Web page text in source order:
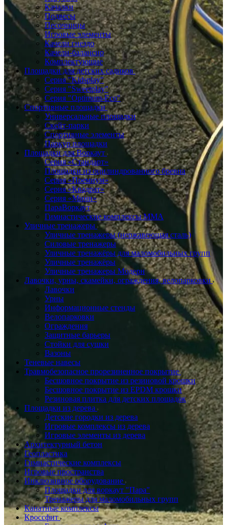
Качалки
Подвесы
Песочницы
Игровые элементы
Качели гнездо
Качели-балансир
Комплектующие
Площадки для детских садиков
Серия "Kidsplay"
Серия "Sweetplay"
Серия "Оptimum-Еco"
Спортивные площадки
Универсальные площадки
Скейт-парки
Спортивные элементы
Паркур площадки
Площадки для Воркаут
Серия «Стандарт»
Площадки из оцилиндрованного бревна
Серия «Премиум»
Серия «Квадрат»
Серия «Мини»
ПараВоркаут
Гимнастические комплексы ММА
Уличные тренажеры
Уличные тренажеры (нержавеющая сталь)
Силовые тренажеры
Уличные тренажёры для маломобильных групп
Уличные тренажёры
Уличные тренажеры Модерн
Лавочки, урны, скамейки, ограждения, велопарковки
Лавочки
Урны
Информационные стенды
Велопарковки
Ограждения
Защитные барьеры
Стойки для сушки
Вазоны
Теневые навесы
Травмобезопасное прорезиненное покрытие
Бесшовное покрытие из резиновой крошки
Бесшовное покрытие из EPDM крошки
Резиновая плитка для детских площадок
Площадки из дерева
Детские городки из дерева
Игровые комплексы из дерева
Игровые элементы из дерева
Архитектурный бетон
Геопластика
Гимнастические комплексы
Игровые пространства
Инклюзивное оборудование
Площадки для воркаут "Пара"
Тренажеры для маломобильных групп
Канатные комплексы
Кроссфит